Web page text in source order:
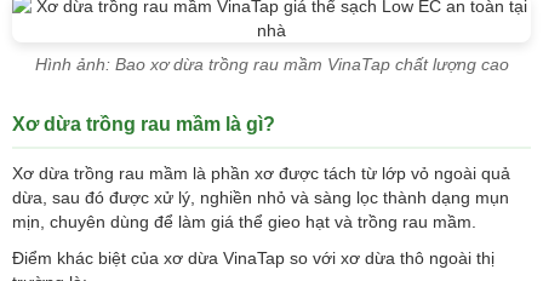
Hình ảnh: Bao xơ dừa trồng rau mầm VinaTap chất lượng cao
Xơ dừa trồng rau mầm là gì?
Xơ dừa trồng rau mầm là phần xơ được tách từ lớp vỏ ngoài quả
dừa, sau đó được xử lý, nghiền nhỏ và sàng lọc thành dạng mụn
mịn, chuyên dùng để làm giá thể gieo hạt và trồng rau mầm.
Điểm khác biệt của xơ dừa VinaTap so với xơ dừa thô ngoài thị